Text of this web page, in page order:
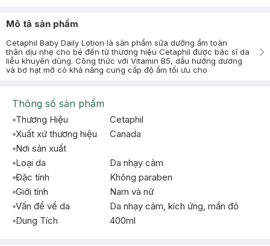
Mô tả sản phẩm
Cetaphil Baby Daily Lotion là sản phẩm sữa dưỡng ẩm toàn
thân dịu nhẹ cho bé đến từ thương hiệu Cetaphil được bác sĩ da
liễu khuyên dùng. Công thức với Vitamin B5, dầu hướng dương
và bơ hạt mỡ có khả năng cung cấp độ ẩm tối ưu cho
Thông số sản phẩm
Thương Hiệu
Cetaphil
Xuất xứ thương hiệu
Canada
Nơi sản xuất
Loại da
Da nhạy cảm
Đặc tính
Không paraben
Giới tính
Nam và nữ
Vấn đề về da
Da nhạy cảm, kích ứng, mẩn đỏ
Dung Tích
400ml